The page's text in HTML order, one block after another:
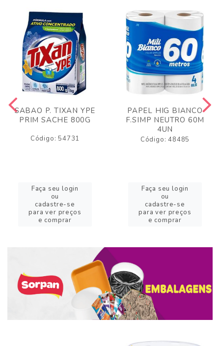
SABAO P. TIXAN YPE
PRIM SACHE 800G
Código: 54731
Faça seu login
ou
cadastre-se
para ver preços
e comprar
PAPEL HIG BIANCO
F.SIMP NEUTRO 60M
4UN
Código: 48485
Faça seu login
ou
cadastre-se
para ver preços
e comprar